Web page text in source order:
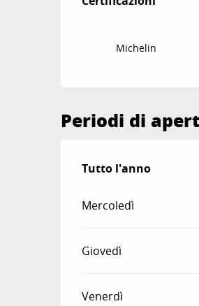
Michelin
Periodi di
Tutto l'anno
Tutto l'anno
Mercoledì
Giovedì
Venerdì